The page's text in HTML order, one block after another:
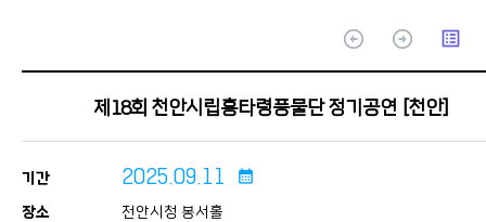
arrow_circle_up arrow_circle_up list_alt
제18회 천안시립흥타령풍물단 정기공연 [천안]
기간 2025.09.11 calendar_month
장소
천안시청 봉서홀